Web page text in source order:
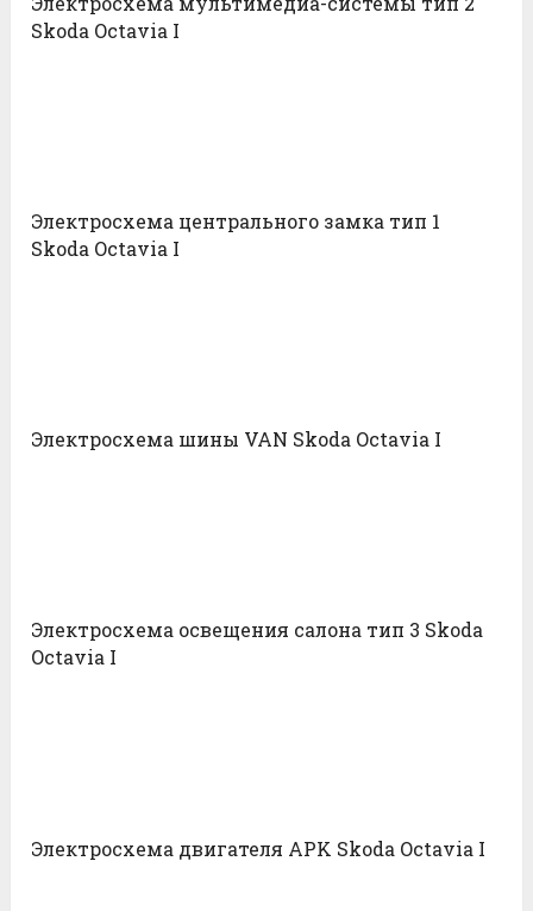
Skoda Octavia I
Электросхема центрального замка тип 1
Skoda Octavia I
Электросхема шины VAN Skoda Octavia I
Электросхема освещения салона тип 3 Skoda
Octavia I
Электросхема двигателя APK Skoda Octavia I